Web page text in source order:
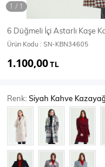
T-Shirt
Body
6 Düğmeli İçi Astarlı Kaşe
Ürün Kodu : SN-KBN34605
1.100,00TL
Renk:Siyah Kahve